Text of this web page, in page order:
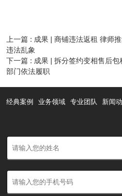
上一篇 : 成果 | 商铺违法返租 律师
违法乱象
下一篇 : 成果 | 拆分签约变相售后
部门依法履职
经典案例 业务领域 专业团队 新闻